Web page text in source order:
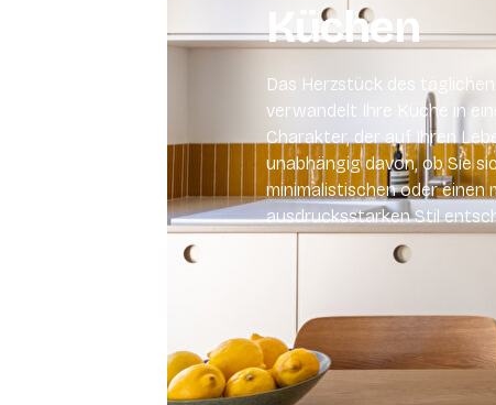
Küchen
Das Herzstück des täglichen
verwandelt Ihre Küche in
Charakter, der auf Ihren
unabhängig davon, ob Sie
minimalistischen oder einen
ausdrucksstarken Stil